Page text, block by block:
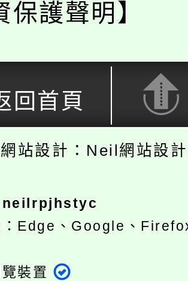
保護聲明】
回首頁
網站設計：Neil網站設
neilrpjhstyc
：Edge、Google、
裝置